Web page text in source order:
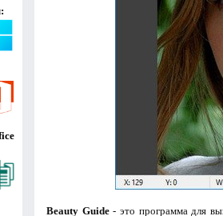
Beauty Guide- это программа для